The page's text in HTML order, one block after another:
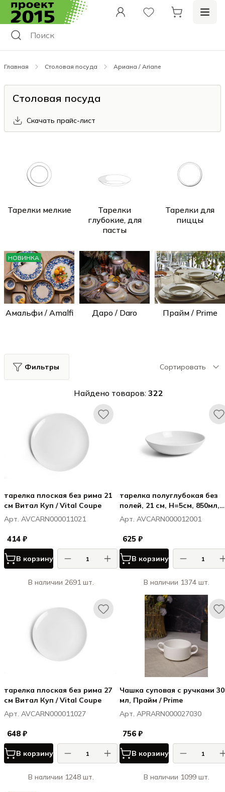
Главная Столовая посуда Ариана / Ariane
Столовая посуда
Скачать прайс-лист
Тарелки мелкие
Тарелки
глубокие, для
пасты
Тарелки для
пиццы
НОВИНКА
Амальфи / Amalfi Даро / Daro Прайм / Prime
Фильтры Сортировать
Найдено товаров: 322
тарелка плоская без рима 21
см Витал Куп / Vital Coupe
Арт. AVCARN000011021
414 ₽
В корзину
В наличии 2691 шт.
тарелка полуглубокая без
полей, 21 см, H=5см, 850мл,
Витал Куп / Vital Coupe
Арт. AVCARN000012001
625 ₽
В корзину
В наличии 1374 шт.
тарелка плоская без рима 27
см Витал Куп / Vital Coupe
Арт. AVCARN000011027
648 ₽
В корзину
В наличии 1248 шт.
Чашка суповая с ручками
мл, Прайм / Prime
Арт. APRARN000027030
756 ₽
В корзину
В наличии 1099 шт.